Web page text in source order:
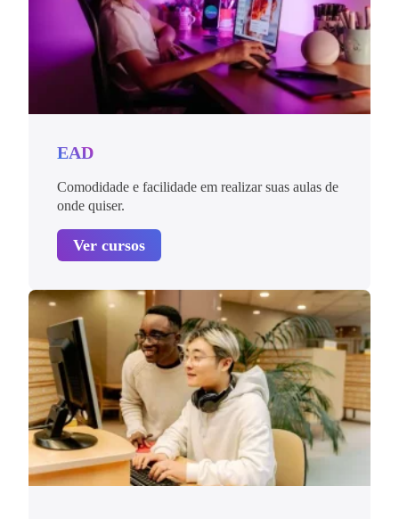
EAD
Comodidade e facilidade em realizar suas aulas de
onde quiser.
Ver cursos